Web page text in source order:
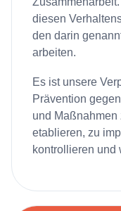
diesen
den darin
arbeiten.
Es ist unsere
Prävention
und Maßnahmen
etablieren, zu
kontrollieren und